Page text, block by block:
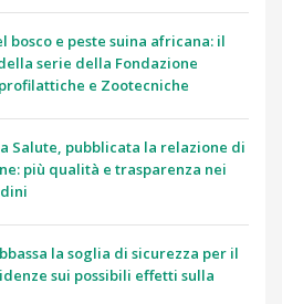
bosco e peste suina africana: il
serie della Fondazione
e Zootecniche
Salute, pubblicata la relazione di
più qualità e trasparenza nei
la soglia di sicurezza per il
sui possibili effetti sulla